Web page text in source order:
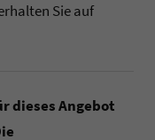
Sie auf
dieses Angebot